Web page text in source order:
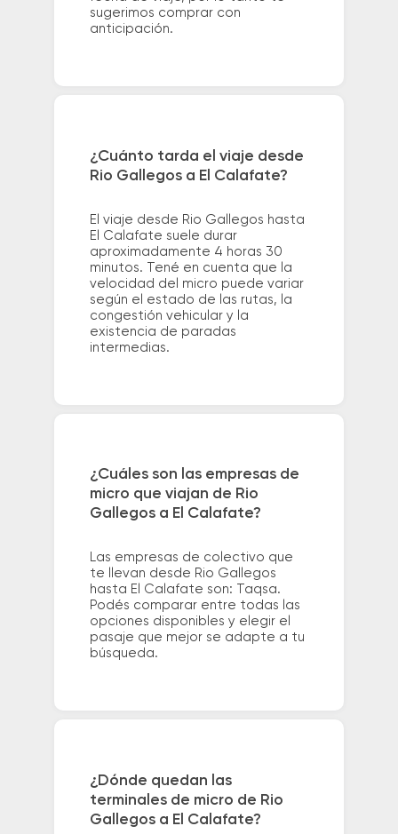
sugerimos comprar con
anticipación.
¿Cuánto tarda el viaje desde
Rio Gallegos a El Calafate?
El viaje desde Rio Gallegos hasta
El Calafate suele durar
aproximadamente 4 horas 30
minutos. Tené en cuenta que la
velocidad del micro puede variar
según el estado de las rutas, la
congestión vehicular y la
existencia de paradas
intermedias.
¿Cuáles son las empresas de
micro que viajan de Rio
Gallegos a El Calafate?
Las empresas de colectivo que
te llevan desde Rio Gallegos
hasta El Calafate son: Taqsa.
Podés comparar entre todas las
opciones disponibles y elegir el
pasaje que mejor se adapte a tu
búsqueda.
¿Dónde quedan las
terminales de micro de Rio
Gallegos a El Calafate?